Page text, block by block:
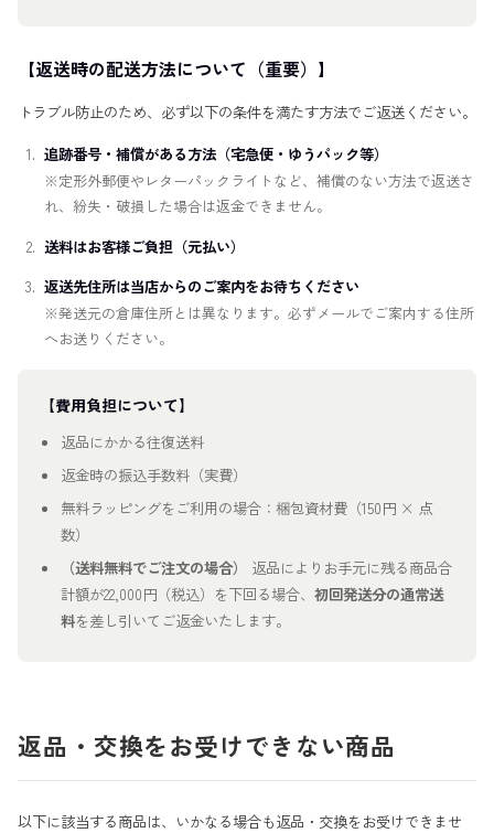
【返送時の配送方法について（重要）】
トラブル防止のため、必ず以下の条件を満たす方法でご返送ください。
追跡番号・補償がある方法（宅急便・ゆうパック等）
※定形外郵便やレターパックライトなど、補償のない方法で返送さ
れ、紛失・破損した場合は返金できません。
送料はお客様ご負担（元払い）
返送先住所は当店からのご案内をお待ちください
※発送元の倉庫住所とは異なります。必ずメールでご案内する住所
へお送りください。
【費用負担について】
返品にかかる往復送料
返金時の振込手数料（実費）
無料ラッピングをご利用の場合：梱包資材費（150円 × 点
数）
（送料無料でご注文の場合）
返品によりお手元に残る商品合
計額が22,000円（税込）を下回る場合、 初回発送分の通常送
料を差し引いてご返金いたします。
返品・交換をお受けできない商品
以下に該当する商品は、いかなる場合も返品・交換をお受けできませ